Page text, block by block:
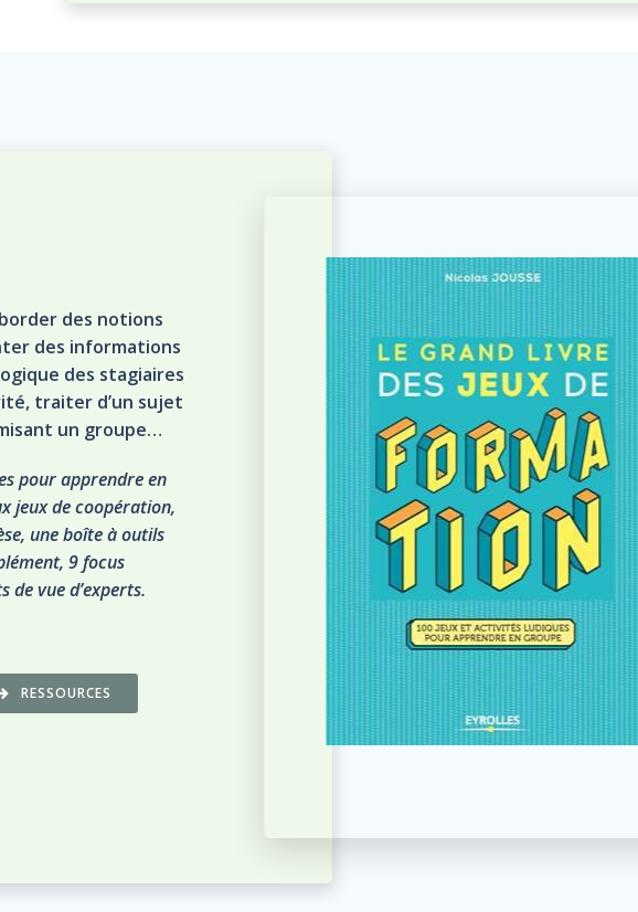
des notions
des informations
des stagiaires
traiter d’un sujet
un groupe…
pour apprendre en
jeux de coopération,
une boîte à outils
9 focus
de vue d’experts.
RESSOURCES